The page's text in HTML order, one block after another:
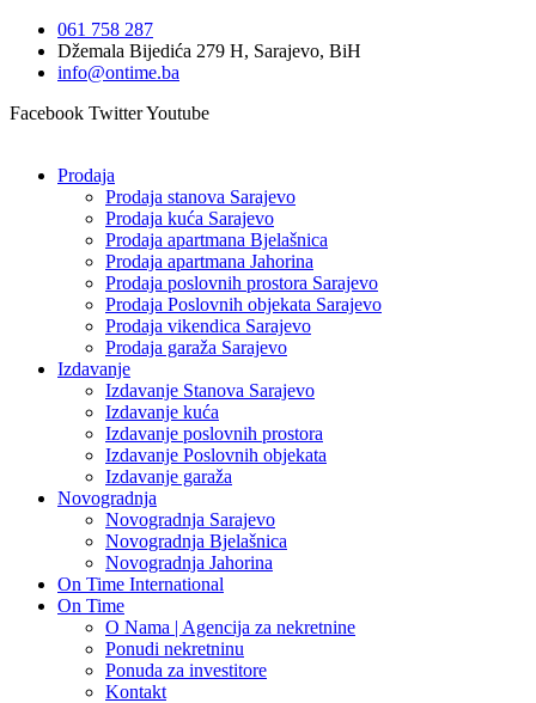
sadržaj
061 758 287
Džemala Bijedića 279 H, Sarajevo, BiH
info@ontime.ba
Facebook TwitterYoutube
Prodaja
Prodaja stanova Sarajevo
Prodaja kuća Sarajevo
Prodaja apartmana Bjelašnica
Prodaja apartmana Jahorina
Prodaja poslovnih prostora Sarajevo
Prodaja Poslovnih objekata Sarajevo
Prodaja vikendica Sarajevo
Prodaja garaža Sarajevo
Izdavanje
Izdavanje Stanova Sarajevo
Izdavanje kuća
Izdavanje poslovnih prostora
Izdavanje Poslovnih objekata
Izdavanje garaža
Novogradnja
Novogradnja Sarajevo
Novogradnja Bjelašnica
Novogradnja Jahorina
On Time International
On Time
O Nama | Agencija za nekretnine
Ponudi nekretninu
Ponuda za investitore
Kontakt